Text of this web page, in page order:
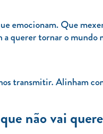
emocionam. Que
a querer tornar o
transmitir. Alinham
não vai